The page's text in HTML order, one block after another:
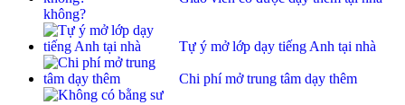
không?
Tự ý mở lớp dạy tiếng Anh tại nhà
Chi phí mở trung tâm dạy thêm